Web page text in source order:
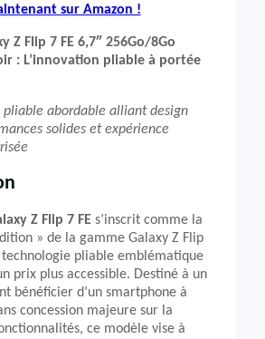
sur Amazon !
Z Flip 7 FE 6,7″ 256Go/8Go
: L’innovation pliable à portée
pliable abordable alliant design
solides et expérience
Z Flip 7 FE s’inscrit comme la
» de la gamme Galaxy Z Flip
technologie pliable emblématique
prix plus accessible. Destiné à un
bénéficier d’un smartphone à
concession majeure sur la
ce modèle vise à